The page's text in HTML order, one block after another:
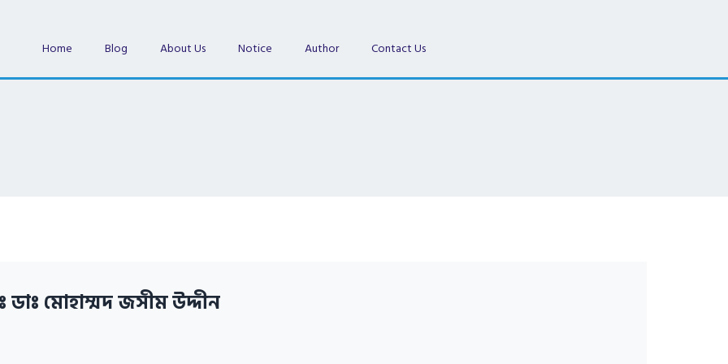
Home Blog About Us Notice Author Contact Us
ডাঃ মোহাম্মদ জসীম উদ্দীন